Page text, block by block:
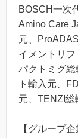
BOSCH一次
Amino Care
元、
イメントリ
パクトミグ
ト輸入元、
元、TENZI
【グループ